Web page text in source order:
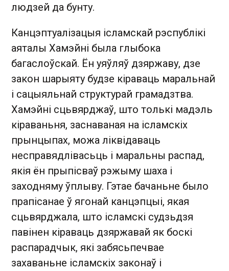
людзей да бунту.
Канцэптуалізацыя ісламскай рэспублікі
аяталы Хамэйні была глыбока
багаслоўскай. Ён уяўляў дзяржаву, дзе
закон шарыяту будзе кіраваць маральнай
і сацыяльнай структурай грамадзтва.
Хамэйні сцьвярджаў, што толькі мадэль
кіраваньня, заснаваная на ісламскіх
прынцыпах, можа ліквідаваць
несправядлівасьць і маральны распад,
якія ён прыпісваў рэжыму шаха і
заходняму ўплыву. Гэтае бачаньне было
прапісанае ў ягонай канцэпцыі, якая
сцьвярджала, што ісламскі судзьдзя
павінен кіраваць дзяржавай як боскі
распарадчык, які забясьпечвае
захаваньне ісламскіх законаў і